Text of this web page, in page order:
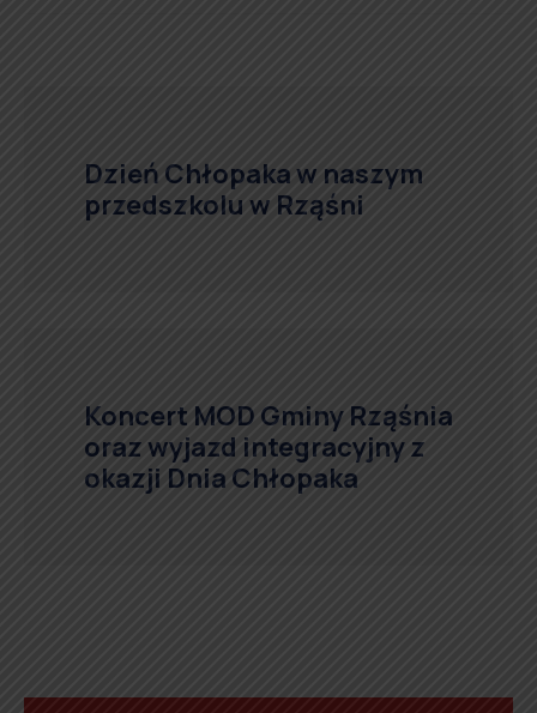
Dzień Chłopaka w naszym
przedszkolu w Rząśni
Koncert MOD Gminy Rząśnia
oraz wyjazd integracyjny z
okazji Dnia Chłopaka